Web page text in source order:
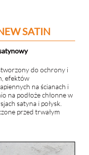
SATIN
do ochrony i
efektów
na ścianach i
na podłoże chłonne w
satyna i połysk.
przed trwałym